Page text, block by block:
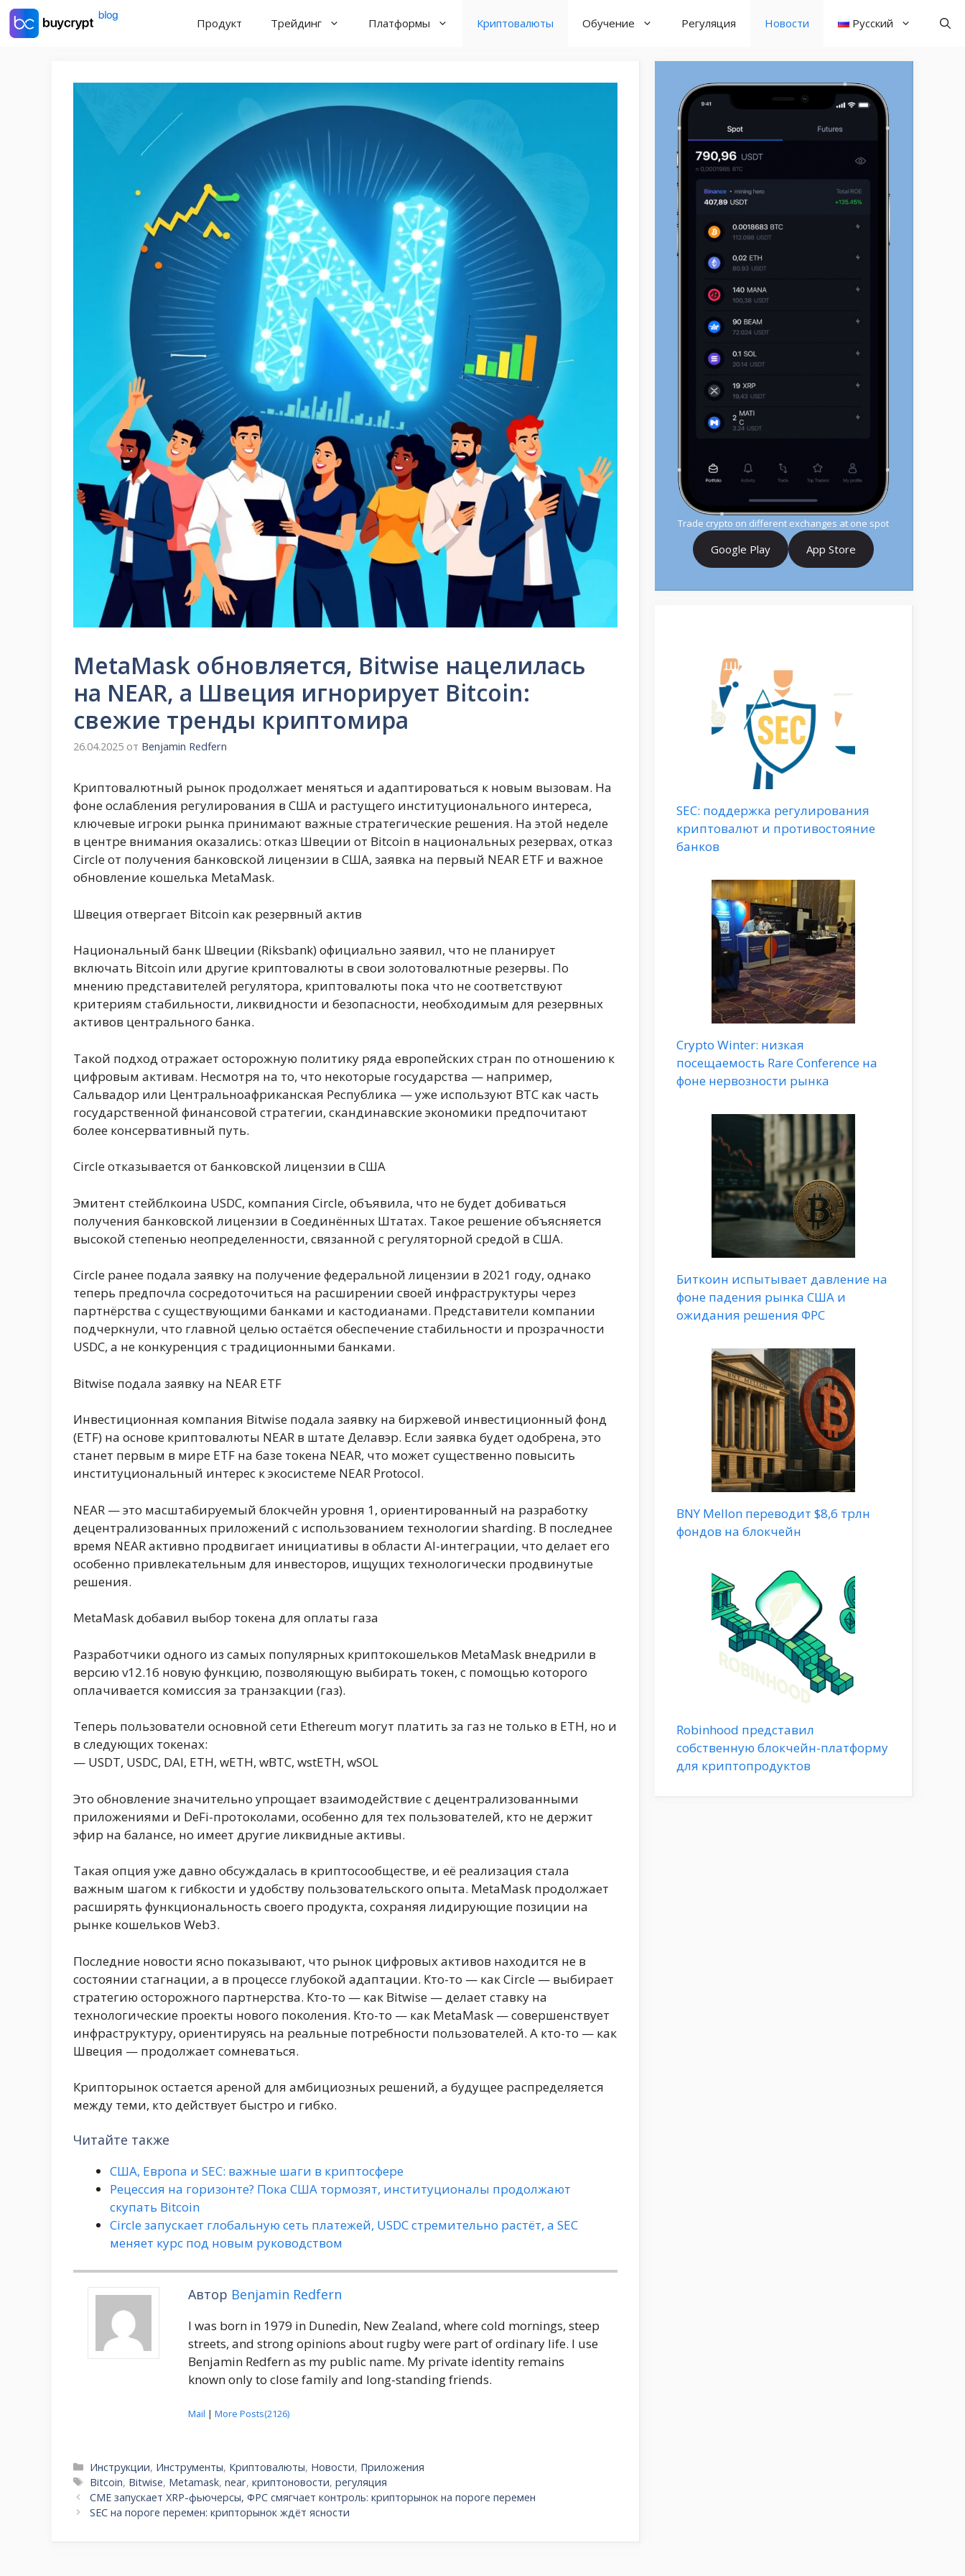
Перейти
Продукт Трейдинг Платформы Криптовалюты Обучение Регуляция Новости Русский
MetaMask обновляется, Bitwise нацелилась
на NEAR, а Швеция игнорирует Bitcoin:
свежие тренды криптомира
26.04.2025 от Benjamin Redfern
Криптовалютный рынок продолжает меняться и адаптироваться к новым вызовам. На
фоне ослабления регулирования в США и растущего институционального интереса,
ключевые игроки рынка принимают важные стратегические решения. На этой неделе
в центре внимания оказались: отказ Швеции от Bitcoin в национальных резервах, отказ
Circle от получения банковской лицензии в США, заявка на первый NEAR ETF и важное
обновление кошелька MetaMask.
Швеция отвергает Bitcoin как резервный актив
Национальный банк Швеции (Riksbank) официально заявил, что не планирует
включать Bitcoin или другие криптовалюты в свои золотовалютные резервы. По
мнению представителей регулятора, криптовалюты пока что не соответствуют
критериям стабильности, ликвидности и безопасности, необходимым для резервных
активов центрального банка.
Такой подход отражает осторожную политику ряда европейских стран по отношению к
цифровым активам. Несмотря на то, что некоторые государства — например,
Сальвадор или Центральноафриканская Республика — уже используют BTC как часть
государственной финансовой стратегии, скандинавские экономики предпочитают
более консервативный путь.
Circle отказывается от банковской лицензии в США
Эмитент стейблкоина USDC, компания Circle, объявила, что не будет добиваться
получения банковской лицензии в Соединённых Штатах. Такое решение объясняется
высокой степенью неопределенности, связанной с регуляторной средой в США.
Circle ранее подала заявку на получение федеральной лицензии в 2021 году, однако
теперь предпочла сосредоточиться на расширении своей инфраструктуры через
партнёрства с существующими банками и кастодианами. Представители компании
подчеркнули, что главной целью остаётся обеспечение стабильности и прозрачности
USDC, а не конкуренция с традиционными банками.
Bitwise подала заявку на NEAR ETF
Инвестиционная компания Bitwise подала заявку на биржевой инвестиционный фонд
(ETF) на основе криптовалюты NEAR в штате Делавэр. Если заявка будет одобрена, это
станет первым в мире ETF на базе токена NEAR, что может существенно повысить
институциональный интерес к экосистеме NEAR Protocol.
NEAR — это масштабируемый блокчейн уровня 1, ориентированный на разработку
децентрализованных приложений с использованием технологии sharding. В последнее
время NEAR активно продвигает инициативы в области AI-интеграции, что делает его
особенно привлекательным для инвесторов, ищущих технологически продвинутые
решения.
MetaMask добавил выбор токена для оплаты газа
Разработчики одного из самых популярных криптокошельков MetaMask внедрили в
версию v12.16 новую функцию, позволяющую выбирать токен, с помощью которого
оплачивается комиссия за транзакции (газ).
Теперь пользователи основной сети Ethereum могут платить за газ не только в ETH, но и
в следующих токенах:
— USDT, USDC, DAI, ETH, wETH, wBTC, wstETH, wSOL
Это обновление значительно упрощает взаимодействие с децентрализованными
приложениями и DeFi-протоколами, особенно для тех пользователей, кто не держит
эфир на балансе, но имеет другие ликвидные активы.
Такая опция уже давно обсуждалась в криптосообществе, и её реализация стала
важным шагом к гибкости и удобству пользовательского опыта. MetaMask продолжает
расширять функциональность своего продукта, сохраняя лидирующие позиции на
рынке кошельков Web3.
Последние новости ясно показывают, что рынок цифровых активов находится не в
состоянии стагнации, а в процессе глубокой адаптации. Кто-то — как Circle — выбирает
стратегию осторожного партнерства. Кто-то — как Bitwise — делает ставку на
технологические проекты нового поколения. Кто-то — как MetaMask — совершенствует
инфраструктуру, ориентируясь на реальные потребности пользователей. А кто-то — как
Швеция — продолжает сомневаться.
Крипторынок остается ареной для амбициозных решений, а будущее распределяется
между теми, кто действует быстро и гибко.
Читайте также
США, Европа и SEC: важные шаги в криптосфере
Рецессия на горизонте? Пока США тормозят, институционалы продолжают
скупать Bitcoin
Circle запускает глобальную сеть платежей, USDC стремительно растёт, а SEC
меняет курс под новым руководством
Автор Benjamin Redfern
I was born in 1979 in Dunedin, New Zealand, where cold mornings, steep
streets, and strong opinions about rugby were part of ordinary life. I use
Benjamin Redfern as my public name. My private identity remains
known only to close family and long-standing friends.
Mail | More Posts(2126)
Рубрики
Инструкции, Инструменты, Криптовалюты, Новости, Приложения
Метки
Bitcoin, Bitwise, Metamask,near,криптоновости,регуляция
CME запускает XRP-фьючерсы, ФРС смягчает контроль: крипторынок на пороге перемен
SEC на пороге перемен: крипторынок ждёт ясности
Trade crypto on different exchanges at one spot
Google Play App Store
SEC: поддержка регулирования
криптовалют и противостояние
банков
Crypto Winter: низкая
посещаемость Rare Conference на
фоне нервозности рынка
Биткоин испытывает давление на
фоне падения рынка США и
ожидания решения ФРС
BNY Mellon переводит $8,6 трлн
фондов на блокчейн
Robinhood представил
собственную блокчейн-платформу
для криптопродуктов